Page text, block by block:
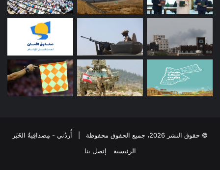
© حقوق النشر 2026، جميع الحقوق محفوظة | أُردُني - مِصداقِيةُ الخَبَر
الرئيسية
إتصل بنا